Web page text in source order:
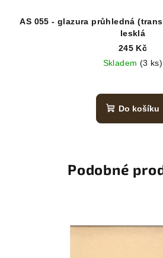
AS 055 - glazura průhledná
lesklá
245 Kč
Skladem (3 ks)
Do košíku
Podobné